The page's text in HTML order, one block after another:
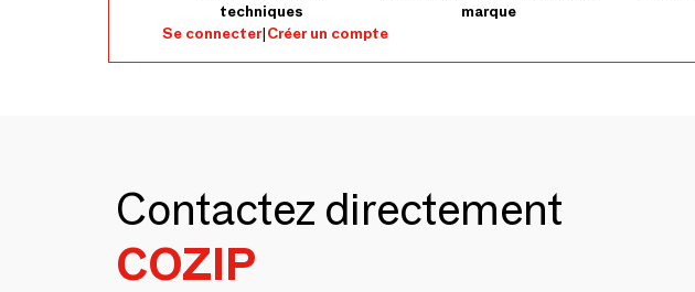
techniques
marque
Se connecter|Créer un compte
Contactez directement
COZIP